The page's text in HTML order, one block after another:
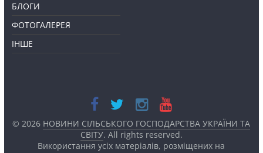
БЛОГИ
ФОТОГАЛЕРЕЯ
ІНШЕ
© 2026 НОВИНИ СІЛЬСЬКОГО ГОСПОДАРСТВА УКРАЇНИ ТА
СВІТУ. All rights reserved.
Використання усіх матеріалів, розміщених на